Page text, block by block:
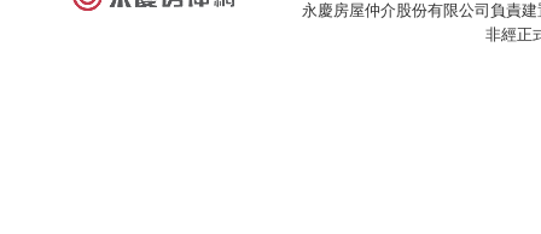
永慶房屋仲介股份有限公司負責
非經正